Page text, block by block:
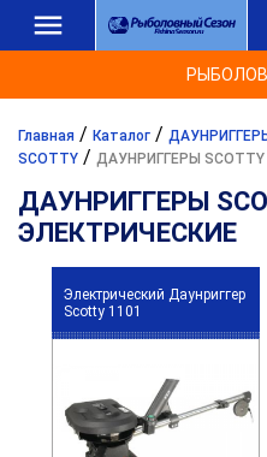
Главная / Каталог /
SCOTTY / ДАУНРИГГЕРЫ
ДАУНРИГГЕРЫ
ЭЛЕКТРИЧЕСКИЕ
Электрический Даунриггер
Scotty 1101